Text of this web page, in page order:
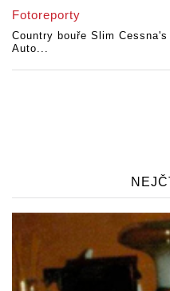
Fotoreporty
Country bouře Slim Cessna's
Auto...